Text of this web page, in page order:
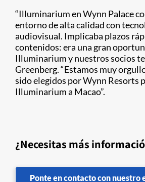
“Illuminarium en Wynn Palace
entorno de alta calidad con
audiovisual. Implicaba plazos
contenidos: era una gran
Illuminarium y nuestros socios
Greenberg. “Estamos muy
sido elegidos por Wynn Resorts
Illuminarium a Macao”.
¿Necesitas más
Ponte en contacto con nuestro